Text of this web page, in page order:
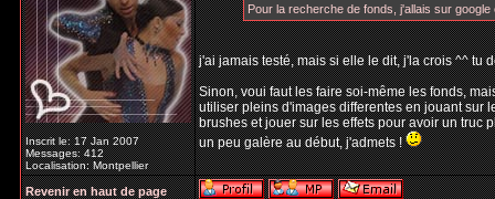
Inscrit le: 17 Jan 2007
Messages: 412
Localisation: Montpellier
Pour la recherche de fonds, j'allais sur
j'ai jamais testé, mais si elle le dit, j'la crois ^^ tu
Sinon, voui faut les faire soi-même les fonds,
utiliser pleins d'images differentes en jouant sur
brushes et jouer sur les effets pour avoir un truc
un peu galère au début, j'admets !
Revenir en haut de page